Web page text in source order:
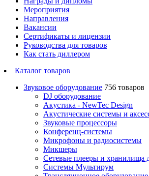
Мероприятия
Направления
Вакансии
Сертификаты и лицензии
Руководства для товаров
Как стать диллером
Каталог товаров
Звуковое оборудование 756 товаров
DJ оборудование
Акустика - NewTec Design
Акустические системы и
Звуковые процессоры
Конференц-системы
Микрофоны и радиосистемы
Микшеры
Сетевые плееры и хранилища
Системы Мультирум